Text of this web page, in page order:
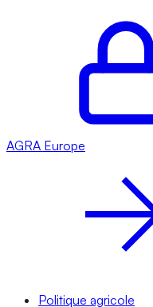
AGRA Europe
Politique agricole